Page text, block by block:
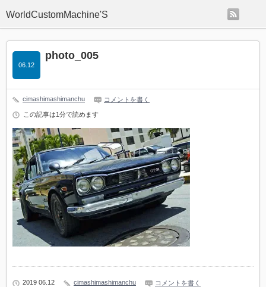
WorldCustomMachine'S
photo_005
06.12
cimashimashimanchu コメントを書く
この記事は1分で読めます
2019 06.12 cimashimashimanchu コメントを書く